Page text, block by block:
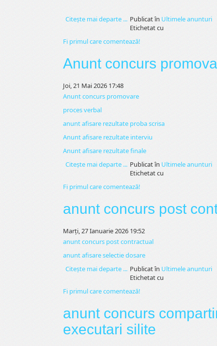
Citeşte mai departe ... Publicat în Ultimele anunturi
Etichetat cu
Fi primul care comentează!
Anunt concurs
Joi, 21 Mai 2026 17:48
Anunt concurs promovare
proces verbal
anunt afisare rezultate proba scrisa
Anunt afisare rezultate interviu
Anunt afisare rezultate finale
Citeşte mai departe ... Publicat în Ultimele anunturi
Etichetat cu
Fi primul care comentează!
anunt concurs post
Marți, 27 Ianuarie 2026 19:52
anunt concurs post contractual
anunt afisare selectie dosare
Citeşte mai departe ... Publicat în Ultimele anunturi
Etichetat cu
Fi primul care comentează!
anunt concurs
executari silite